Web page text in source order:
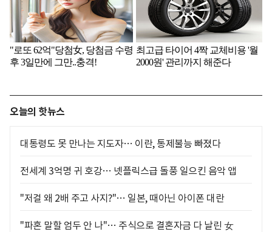
오늘의 핫뉴스
대통령도 못 만나는 지도자… 이란, 통제불능 빠졌다
전세계 3억명 귀 호강… 넷플릭스급 돌풍 일으킨 음악 앱
"저걸 왜 2배 주고 사지?"… 일본, 때아닌 아이폰 대란
"파혼 말할 엄두 안 나"… 주식으로 결혼자금 다 날린 女